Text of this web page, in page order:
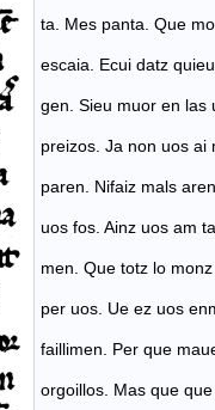
ta. Mes panta. Que
escaia. Ecui datz
gen. Sieu muor en las
preizos. Ja non uos ai
paren. Nifaiz mals
uos fos. Ainz uos am
men. Que totz lo
per uos. Ue ez uos
faillimen. Per que
orgoillos. Mas que